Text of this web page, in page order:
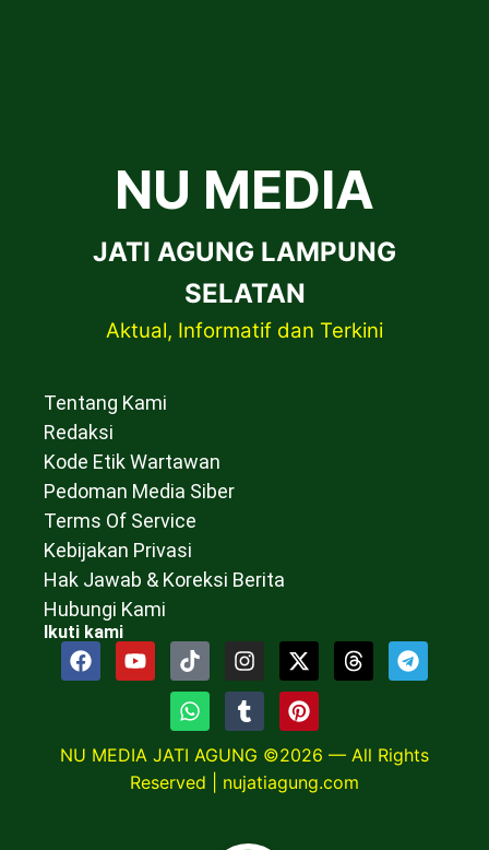
NU MEDIA
JATI AGUNG LAMPUNG
SELATAN
Aktual, Informatif dan Terkini
Tentang Kami
Redaksi
Kode Etik Wartawan
Pedoman Media Siber
Terms Of Service
Kebijakan Privasi
Hak Jawab & Koreksi Berita
Hubungi Kami
Ikuti kami
NU MEDIA JATI AGUNG ©2026 — All Rights
Reserved | nujatiagung.com